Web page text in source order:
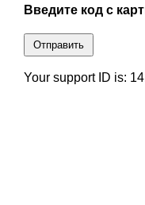
Введите код с
Отправить
Your support ID is: